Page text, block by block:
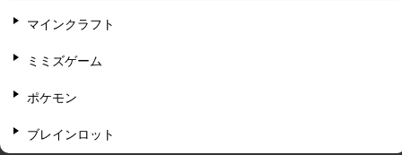
マインクラフト
ミミズゲーム
ポケモン
ブレインロット